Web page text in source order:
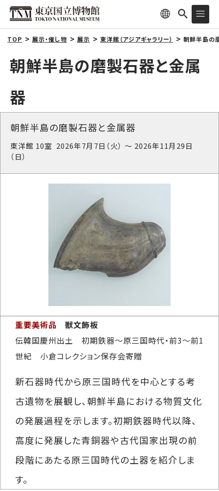
TOP 展示・催し物 展示 東洋館（アジアギャラリー） 朝鮮半島の
朝鮮半島の磨製石器と金属
器
朝鮮半島の磨製石器と金属器
東洋館 10室 2026年7月7日（火） ～ 2026年11月29日
（日）
重要美術品
獣文飾板
伝韓国慶州出土 初期鉄器～原三国時代・前3～前1
世紀 小倉コレクション保存会寄贈
新石器時代から原三国時代を中心とする考
古遺物を展観し、朝鮮半島における物質文化
の発展過程を示します。初期鉄器時代以降、
高度に発展した青銅器や古代国家出現の前
段階にあたる原三国時代の土器を紹介しま
す。